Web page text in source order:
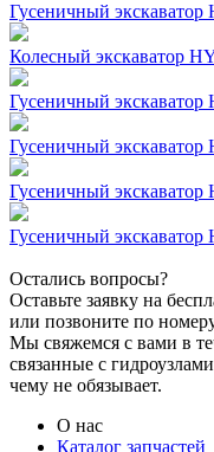
Гусеничный
Колесный экскаватор
Гусеничный
Гусеничный
Гусеничный
Гусеничный
Остались вопросы?
Оставьте заявку на
или позвоните по
Мы свяжемся с вами в
связанные с
чему не обязывает.
О нас
Каталог запчастей